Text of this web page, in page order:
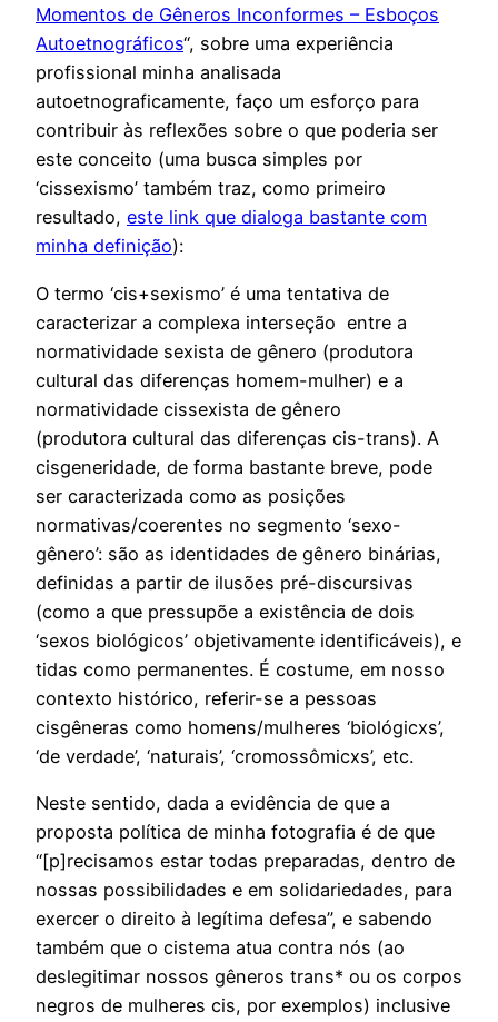
Momentos de Gêneros Inconformes – Esboços
Autoetnográficos“, sobre uma experiência
profissional minha analisada
autoetnograficamente, faço um esforço para
contribuir às reflexões sobre o que poderia ser
este conceito (uma busca simples por
‘cissexismo’ também traz, como primeiro
resultado, este link que dialoga bastante com
minha definição):
O termo ‘cis+sexismo’ é uma tentativa de
caracterizar a complexa interseção entre a
normatividade sexista de gênero (produtora
cultural das diferenças homem-mulher) e a
normatividade cissexista de gênero
(produtora cultural das diferenças cis-trans). A
cisgeneridade, de forma bastante breve, pode
ser caracterizada como as posições
normativas/coerentes no segmento ‘sexo-
gênero’: são as identidades de gênero binárias,
definidas a partir de ilusões pré-discursivas
(como a que pressupõe a existência de dois
‘sexos biológicos’ objetivamente identificáveis), e
tidas como permanentes. É costume, em nosso
contexto histórico, referir-se a pessoas
cisgêneras como homens/mulheres ‘biológicxs’,
‘de verdade’, ‘naturais’, ‘cromossômicxs’, etc.
Neste sentido, dada a evidência de que a
proposta política de minha fotografia é de que
“[p]recisamos estar todas preparadas, dentro de
nossas possibilidades e em solidariedades, para
exercer o direito à legítima defesa”, e sabendo
também que o cistema atua contra nós (ao
deslegitimar nossos gêneros trans* ou os corpos
negros de mulheres cis, por exemplos) inclusive